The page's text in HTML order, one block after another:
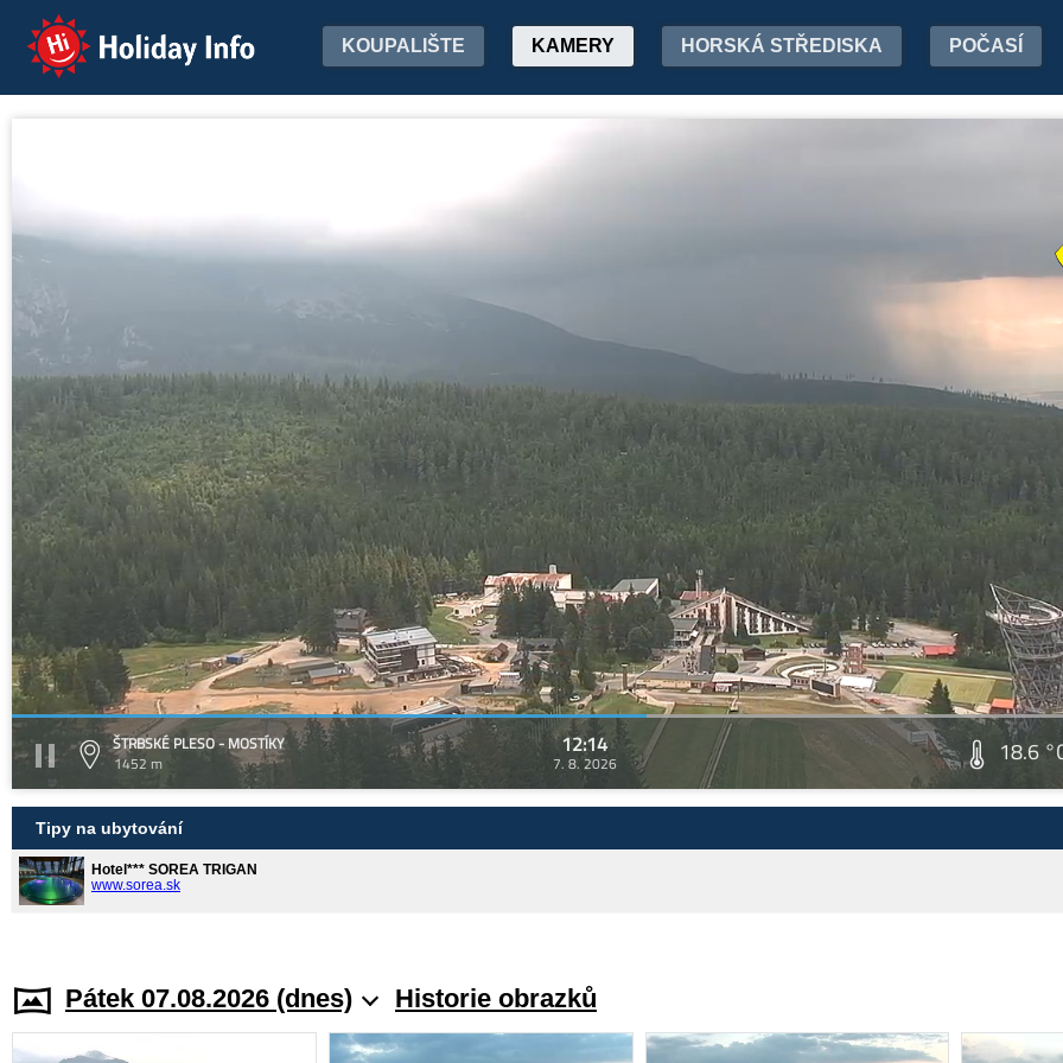
Holiday Info KOUPALIŠTE KAMERY HORSKÁ STŘEDISKA POČASÍ
ŠTRBSKÉ PLESO - MOSTÍKY
1452 m
12:14
7. 8. 2026 18.6
Tipy na ubytování
Hotel*** SOREA TRIGAN
www.sorea.sk
Pátek 07.08.2026 (dnes) Historie obrazků